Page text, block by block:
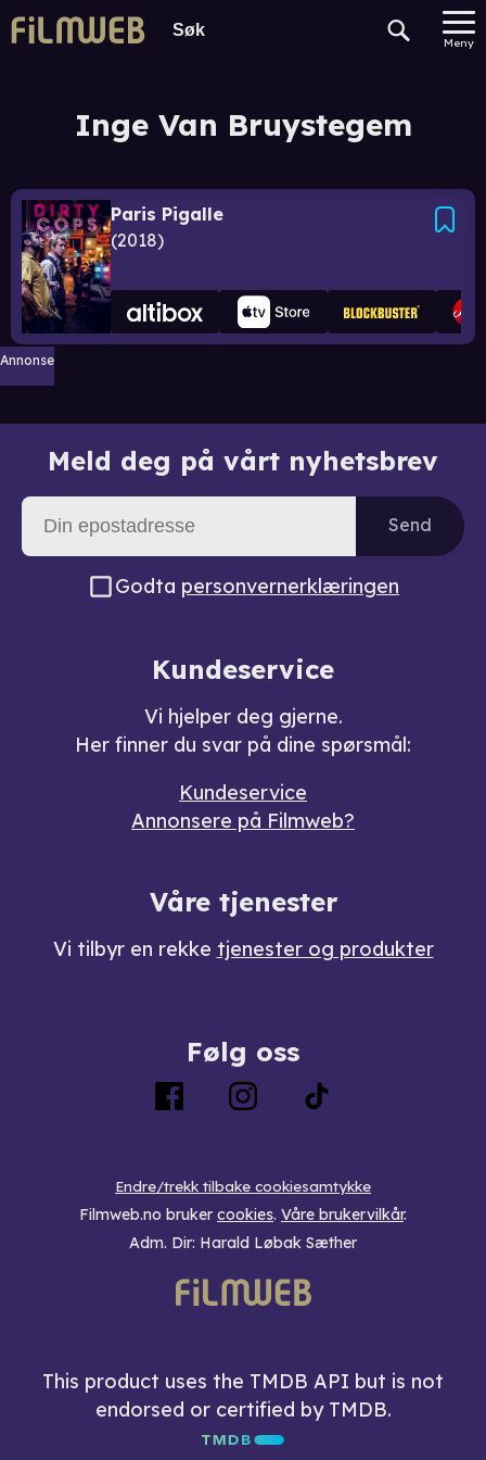
Meny
Inge Van Bruystegem
Paris Pigalle
2018
Annonse
Meld deg på vårt nyhetsbrev
Send
Godta personvernerklæringen
Kundeservice
Vi hjelper deg gjerne.
Her finner du svar på dine spørsmål:
Kundeservice
Annonsere på Filmweb?
Våre tjenester
Vi tilbyr en rekke tjenester og produkter
Følg oss
Endre/trekk tilbake cookiesamtykke
Filmweb.no bruker cookies. Våre brukervilkår.
Adm. Dir: Harald Løbak Sæther
This product uses the TMDB API but is not
endorsed or certified by TMDB.